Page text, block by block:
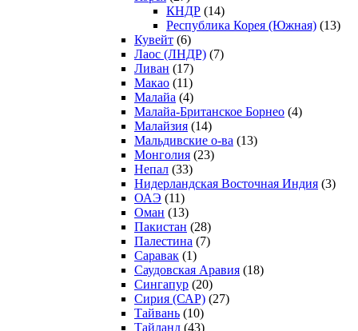
КНДР (14)
Республика Корея (Южная) (13)
Кувейт (6)
Лаос (ЛНДР) (7)
Ливан (17)
Макао (11)
Малайа (4)
Малайа-Британское Борнео (4)
Малайзия (14)
Мальдивские о-ва (13)
Монголия (23)
Непал (33)
Нидерландская Восточная Индия (3)
ОАЭ (11)
Оман (13)
Пакистан (28)
Палестина (7)
Саравак (1)
Саудовская Аравия (18)
Сингапур (20)
Сирия (САР) (27)
Тайвань (10)
Тайланд (43)